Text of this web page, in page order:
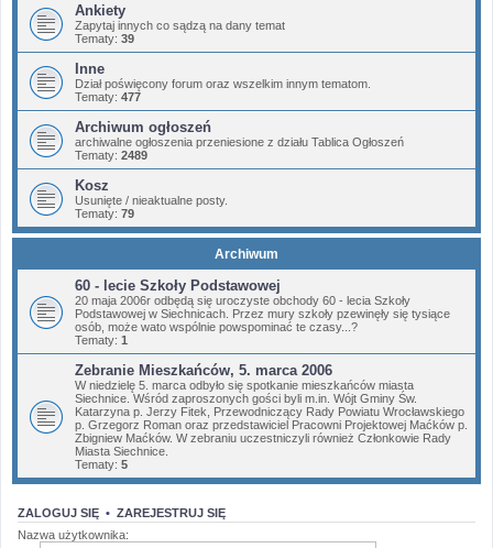
Ankiety
Zapytaj innych co sądzą na dany temat
Tematy: 39
Inne
Dział poświęcony forum oraz wszelkim innym tematom.
Tematy: 477
Archiwum ogłoszeń
archiwalne ogłoszenia przeniesione z działu Tablica Ogłoszeń
Tematy: 2489
Kosz
Usunięte / nieaktualne posty.
Tematy: 79
Archiwum
60 - lecie Szkoły Podstawowej
20 maja 2006r odbędą się uroczyste obchody 60 - lecia Szkoły
Podstawowej w Siechnicach. Przez mury szkoły pzewinęły się tysiące
osób, może wato wspólnie powspominać te czasy...?
Tematy: 1
Zebranie Mieszkańców, 5. marca 2006
W niedzielę 5. marca odbyło się spotkanie mieszkańców miasta
Siechnice. Wśród zaproszonych gości byli m.in. Wójt Gminy Św.
Katarzyna p. Jerzy Fitek, Przewodniczący Rady Powiatu Wrocławskiego
p. Grzegorz Roman oraz przedstawiciel Pracowni Projektowej Maćków p.
Zbigniew Maćków. W zebraniu uczestniczyli również Członkowie Rady
Miasta Siechnice.
Tematy: 5
ZALOGUJ SIĘ • ZAREJESTRUJ SIĘ
Nazwa użytkownika: